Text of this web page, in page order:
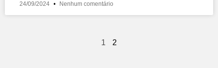
24/09/2024 Nenhum comentário
1 2